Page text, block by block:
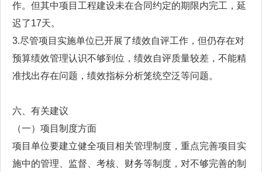
作。但其中项目工程建设未在合同约定的期限内完工，延
迟了17天。
3.尽管项目实施单位已开展了绩效自评工作，但仍存在对
预算绩效管理认识不够到位，绩效自评质量较差，不能精
准找出存在问题，绩效指标分析笼统空泛等问题。
六、有关建议
（一）项目制度方面
项目单位要建立健全项目相关管理制度，重点完善项目实
施中的管理、监督、考核、财务等制度，对不够完善的制